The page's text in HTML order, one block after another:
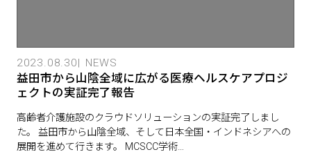
2023.08.30 NEWS
益田市から山陰全域に広がる医療ヘルスケアプロジ
ェクトの実証完了報告
高齢者介護施設のクラウドソリューションの実証完了しまし
た。 益田市から山陰全域、そして日本全国・インドネシアへの
展開を進めて行きます。 MCSCC学術…